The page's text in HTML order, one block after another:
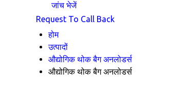
जांच भेजें
Request To Call Back
होम
उत्पादों
औद्योगिक थोक बैग अनलोडर्स
औद्योगिक थोक बैग अनलोडर्स